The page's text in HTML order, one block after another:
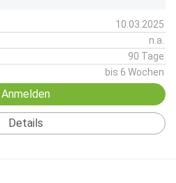
10.03.2025
n.a.
90 Tage
bis 6 Wochen
Anmelden
Details